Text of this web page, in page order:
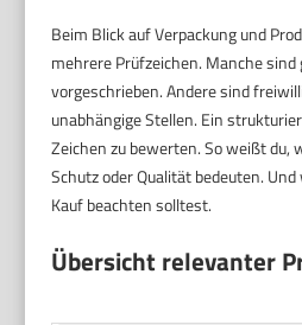
Beim Blick auf Verpackung und
mehrere Prüfzeichen. Manche sind
vorgeschrieben. Andere sind
unabhängige Stellen. Ein
Zeichen zu bewerten. So weißt
Schutz oder Qualität bedeuten.
Kauf beachten solltest.
Übersicht relevanter